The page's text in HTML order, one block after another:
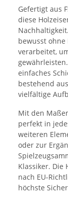
Gefertigt aus
diese
bewusst ohne
verarbeitet,
einfaches
bestehend
vielfältige
Mit den
perfekt in
weiteren
oder zur
Klassiker. Die
nach EU-
höchste